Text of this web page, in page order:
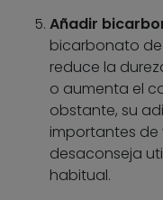
Añadir
bicarbonato
reduce la
o aumenta el
obstante, su
importantes de
desaconseja
habitual.